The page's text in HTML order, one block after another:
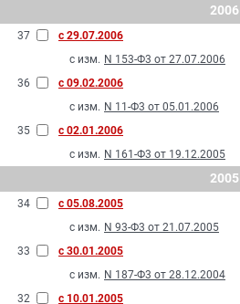
2006
37
с 29.07.2006
с изм. N 153-Ф3 от 27.07.2006
36
с 09.02.2006
с изм. N 11-Ф3 от 05.01.2006
35
с 02.01.2006
с изм. N 161-Ф3 от 19.12.2005
2005
34
с 05.08.2005
с изм. N 93-Ф3 от 21.07.2005
33
с 30.01.2005
с изм. N 187-Ф3 от 28.12.2004
32
с 10.01.2005